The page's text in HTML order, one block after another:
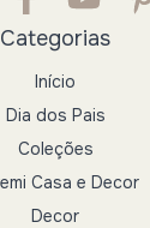
Categorias
Início
Dia dos Pais
Coleções
Casa e Decor
Decor